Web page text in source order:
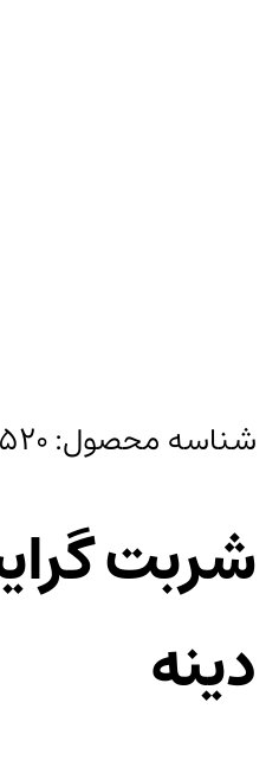
شناسه محصول:
شربت
دینه